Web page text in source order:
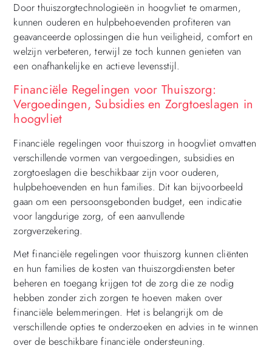
Door thuiszorgtechnologieën in hoogvliet te omarmen,
kunnen ouderen en hulpbehoevenden profiteren van
geavanceerde oplossingen die hun veiligheid, comfort en
welzijn verbeteren, terwijl ze toch kunnen genieten van
een onafhankelijke en actieve levensstijl.
Financiële Regelingen voor Thuiszorg:
Vergoedingen, Subsidies en Zorgtoeslagen in
hoogvliet
Financiële regelingen voor thuiszorg in hoogvliet omvatten
verschillende vormen van vergoedingen, subsidies en
zorgtoeslagen die beschikbaar zijn voor ouderen,
hulpbehoevenden en hun families. Dit kan bijvoorbeeld
gaan om een persoonsgebonden budget, een indicatie
voor langdurige zorg, of een aanvullende
zorgverzekering.
Met financiële regelingen voor thuiszorg kunnen cliënten
en hun families de kosten van thuiszorgdiensten beter
beheren en toegang krijgen tot de zorg die ze nodig
hebben zonder zich zorgen te hoeven maken over
financiële belemmeringen. Het is belangrijk om de
verschillende opties te onderzoeken en advies in te winnen
over de beschikbare financiële ondersteuning.